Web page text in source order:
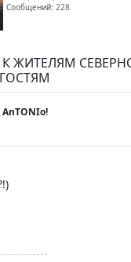
Сообщений: 228
К ЖИТЕЛЯМ
AnTONIo!